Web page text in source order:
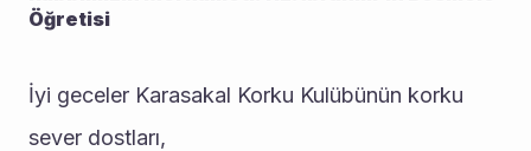
Öğretisi
İyi geceler Karasakal Korku Kulübünün korku
sever dostları,